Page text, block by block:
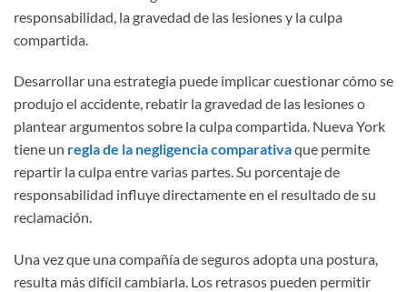
responsabilidad, la gravedad de las lesiones y la culpa
compartida.
Desarrollar una estrategia puede implicar cuestionar cómo se
produjo el accidente, rebatir la gravedad de las lesiones o
plantear argumentos sobre la culpa compartida. Nueva York
tiene un regla de la negligencia comparativaque permite
repartir la culpa entre varias partes. Su porcentaje de
responsabilidad influye directamente en el resultado de su
reclamación.
Una vez que una compañía de seguros adopta una postura,
resulta más difícil cambiarla. Los retrasos pueden permitir